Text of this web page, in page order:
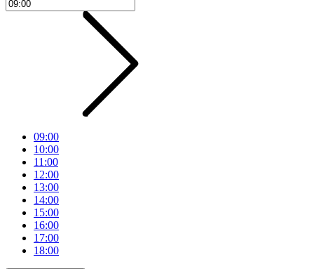
09:00
10:00
11:00
12:00
13:00
14:00
15:00
16:00
17:00
18:00